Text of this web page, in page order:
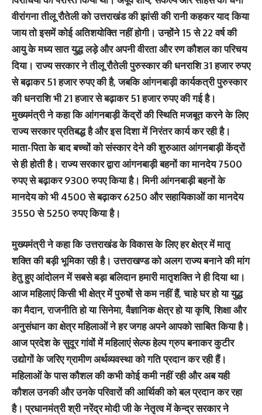
वीरांगना तीलू रौतेली को उत्तराखंड की झांसी की रानी कहकर याद किया
जाय तो इसमें कोई अतिशयोक्ति नहीं होगी। उन्होंने 15 से 22 वर्ष की
आयु के मध्य सात युद्ध लड़े और अपनी वीरता और रण कौशल का परिचय
दिया। राज्य सरकार ने तीलू रौतेली पुरुस्कार की धनराशि 31 हजार रुपए
से बढ़ाकर 51 हजार रुपए की है, जबकि आंगनबाड़ी कार्यकत्री पुरुस्कार
की धनराशि भी 21 हजार से बढ़ाकर 51 हजार रुपए की गई है।
मुख्यमंत्री ने कहा कि आंगनबाड़ी केंद्रों की स्थिति मजबूत करने के लिए
राज्य सरकार प्रतिबद्ध है और इस दिशा में निरंतर कार्य कर रही है।
माता-पिता के बाद बच्चों को संस्कार देने की शुरुआत आंगनबाड़ी केंद्रों
से ही होती है। राज्य सरकार द्वारा आंगनबाड़ी बहनों का मानदेय 7500
रुपए से बढ़ाकर 9300 रुपए किया है। मिनी आंगनबाड़ी बहनों के
मानदेय को भी 4500 से बढ़ाकर 6250 और सहायिकाओं का मानदेय
3550 से 5250 रुपए किया है।
मुख्यमंत्री ने कहा कि उत्तराखंड के विकास के लिए हर क्षेत्र में मातृ
शक्ति की बड़ी भूमिका रही है। उत्तराखण्ड को अलग राज्य बनाने की मांग
हेतु हुए आंदोलन में सबसे बड़ा बलिदान हमारी मातृशक्ति ने ही दिया था।
आज महिलाएं किसी भी क्षेत्र में पुरुषों से कम नहीं हैं, चाहे घर हो या युद्ध
का मैदान, राजनीति हो या सिनेमा, वैज्ञानिक क्षेत्र हो या कृषि, शिक्षा और
अनुसंधान का क्षेत्र महिलाओं ने हर जगह अपने आपको साबित किया है।
आज प्रदेश के सुदूर गांवों में महिलाएं सेल्फ हेल्प ग्रुप बनाकर कुटीर
उद्योगों के जरिए ग्रामीण अर्थव्यवस्था को गति प्रदान कर रही हैं।
महिलाओं के पास कौशल की कभी कोई कमी नहीं रही और अब यही
कौशल उनकी और उनके परिवारों की आर्थिकी को बल प्रदान कर रहा
है। प्रधानमंत्री श्री नरेंद्र मोदी जी के नेतृत्व में केन्द्र सरकार ने